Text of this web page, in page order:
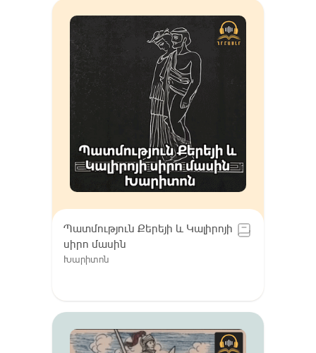
Պատմություն Քերեյի և Կալիրոյի
սիրո մասին
Խարիտոն